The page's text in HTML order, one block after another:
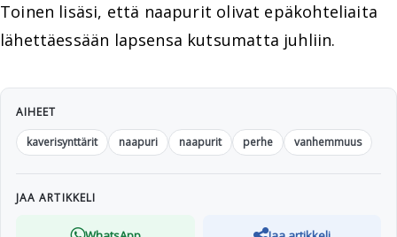
Toinen lisäsi, että naapurit olivat epäkohteliaita
lähettäessään lapsensa kutsumatta juhliin.
AIHEET
kaverisynttärit
naapuri naapurit perhe vanhemmuus
JAA ARTIKKELI